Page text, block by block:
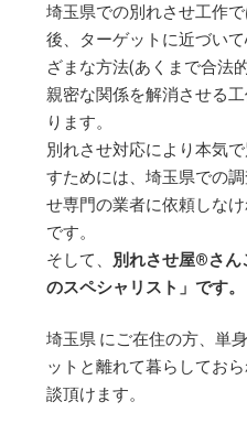
埼玉県での別れさせ工作
後、ターゲットに近づい
ざまな方法(あくまで合法
親密な関係を解消させる
ります。
別れさせ対応により本気
すためには、埼玉県での
せ専門の業者に依頼しな
です。
そして、 別れさせ屋®さ
のスペシャリスト」です。
埼玉県 にご在住の方、単
ットと離れて暮らしてお
談頂けます。